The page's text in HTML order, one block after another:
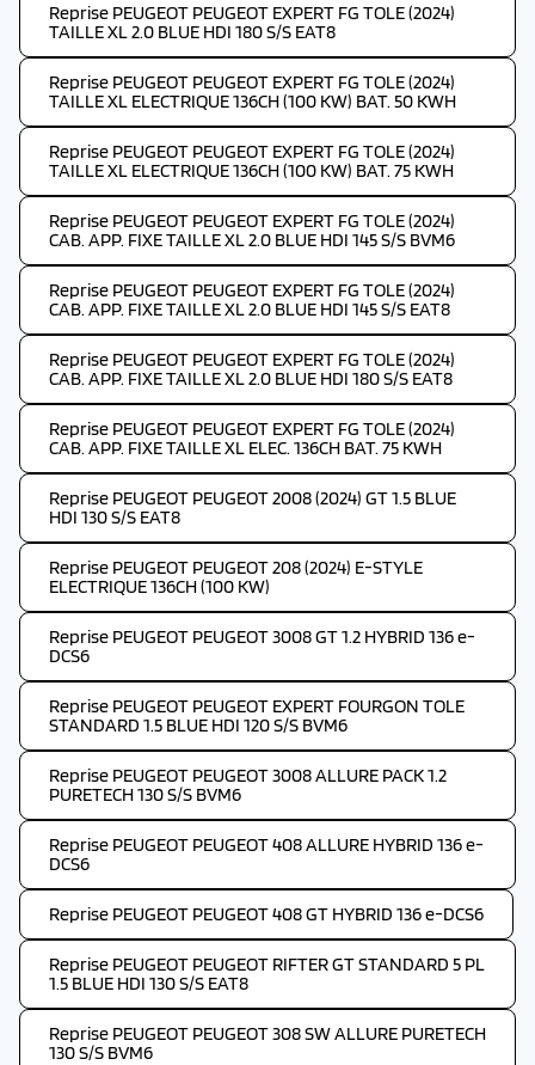
Reprise PEUGEOT PEUGEOT EXPERT FG TOLE (2024)
TAILLE XL 2.0 BLUE HDI 180 S/S EAT8
Reprise PEUGEOT PEUGEOT EXPERT FG TOLE (2024)
TAILLE XL ELECTRIQUE 136CH (100 KW) BAT. 50 KWH
Reprise PEUGEOT PEUGEOT EXPERT FG TOLE (2024)
TAILLE XL ELECTRIQUE 136CH (100 KW) BAT. 75 KWH
Reprise PEUGEOT PEUGEOT EXPERT FG TOLE (2024)
CAB. APP. FIXE TAILLE XL 2.0 BLUE HDI 145 S/S BVM6
Reprise PEUGEOT PEUGEOT EXPERT FG TOLE (2024)
CAB. APP. FIXE TAILLE XL 2.0 BLUE HDI 145 S/S EAT8
Reprise PEUGEOT PEUGEOT EXPERT FG TOLE (2024)
CAB. APP. FIXE TAILLE XL 2.0 BLUE HDI 180 S/S EAT8
Reprise PEUGEOT PEUGEOT EXPERT FG TOLE (2024)
CAB. APP. FIXE TAILLE XL ELEC. 136CH BAT. 75 KWH
Reprise PEUGEOT PEUGEOT 2008 (2024) GT 1.5 BLUE
HDI 130 S/S EAT8
Reprise PEUGEOT PEUGEOT 208 (2024) E-STYLE
ELECTRIQUE 136CH (100 KW)
Reprise PEUGEOT PEUGEOT 3008 GT 1.2 HYBRID 136 e-
DCS6
Reprise PEUGEOT PEUGEOT EXPERT FOURGON TOLE
STANDARD 1.5 BLUE HDI 120 S/S BVM6
Reprise PEUGEOT PEUGEOT 3008 ALLURE PACK 1.2
PURETECH 130 S/S BVM6
Reprise PEUGEOT PEUGEOT 408 ALLURE HYBRID 136 e-
DCS6
Reprise PEUGEOT PEUGEOT 408 GT HYBRID 136 e-DCS6
Reprise PEUGEOT PEUGEOT RIFTER GT STANDARD 5 PL
1.5 BLUE HDI 130 S/S EAT8
Reprise PEUGEOT PEUGEOT 308 SW ALLURE PURETECH
130 S/S BVM6